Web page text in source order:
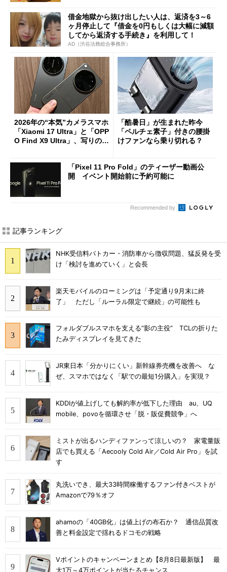
借金地獄から抜け出したい人は、返済を3～6
ヶ月停止して『借金を0円もしくは大幅に減額
してから返済する手続き』を利用して！
AD（渋谷法務総合事務所）
2026年の“本気”カメラスマホ
「Xiaomi 17 Ultra」と「OPP
O Find X9 Ultra」、写りの違
「酷暑日」が生まれた昨今
「ペルチェ素子」付きの腰掛
けファンなら乗り切れる？
「Pixel 11 Pro Fold」のティーザー動画公
開 イベント開始前に予約可能に
Recommended by
記事ランキング
NHK受信料パトカー・消防車から徴収問題、猛反発を受
け「検討を進めていく」と会長
楽天モバイルのローミングは「予定通り9月末に終
了」 ただし「ルーラル限定で継続」の可能性も
フォルダブルスマホを支える“影の主役” TCLの折りた
たみディスプレイを見てきた
JR東日本「分かりにくい」新幹線券売機を改善へ な
ぜ、スマホではなく「駅での最短1分購入」を実現？
KDDIが値上げしても解約率が低下した理由 au、UQ
mobile、povoを循環させ「脱・販促費競争」へ
ミストが出るハンディファンって涼しいの？ 家電量販
店でも買える「Aecooly Cold Air／Cold Air Pro」を試
す
丸洗いでき、最大33時間稼働するファン付きベストが
Amazonで79％オフ
ahamoの「40GB化」は値上げの布石か？ 通信品質改
善と料金設定で揺れるドコモの戦略
Vポイントのキャンペーンまとめ【8月8日最新版】 最
大1万～4万ポイントが当たるチャンス